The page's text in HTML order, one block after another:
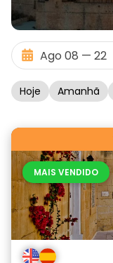
Hoje Amanhã
MAIS VENDIDO